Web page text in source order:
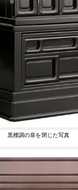
黒檀調の扉を閉じた写真